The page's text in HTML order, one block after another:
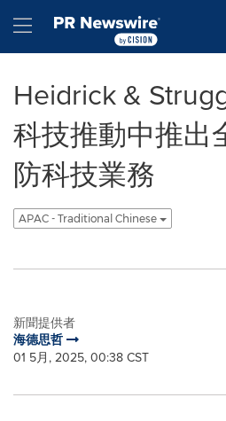
Hamburger menu
Heidrick &
科技推動中推出
防科技業務
APAC - Traditional Chinese
新聞提供者
海德思哲
01 5月, 2025, 00:38 CST